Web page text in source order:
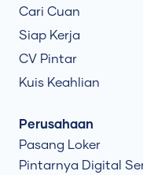
Cari Cuan
Siap Kerja
CV Pintar
Kuis Keahlian
Perusahaan
Pasang Loker
Pintarnya Digital